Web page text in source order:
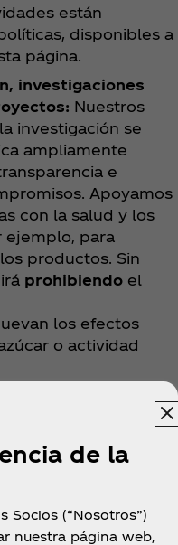
están
disponibles a
página.
investigaciones
Nuestros
investigación se
ampliamente
e
Apoyamos
con la salud y los
ejemplo, para
productos. Sin
prohibiendo el
los efectos
o actividad
de la
Socios (“Nosotros”)
nuestra página web,